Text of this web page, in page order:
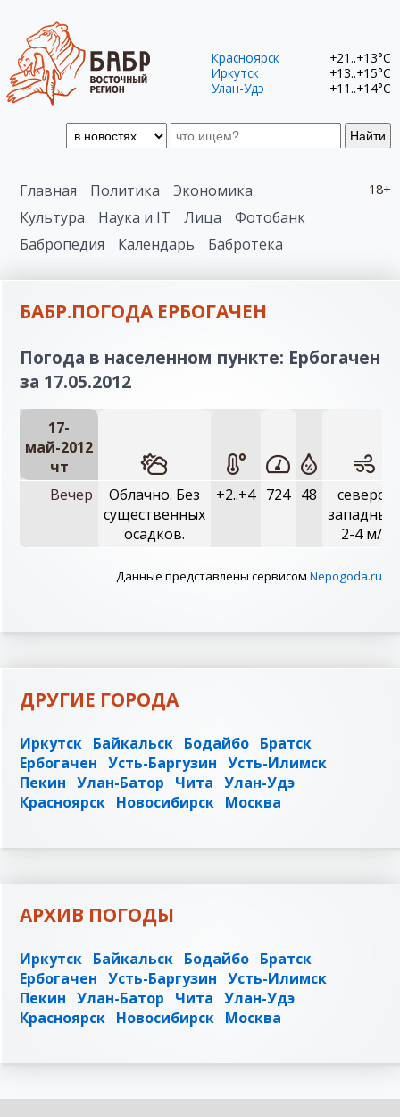
Найти
Красноярск
+21..+13°C
Иркутск
+13..+15°C
Улан-Удэ
+11..+14°C
18+
Главная Политика
Экономика
Культура
Наука и IT Лица
Фотобанк
Бабропедия
Календарь Бабротека
БАБР.ПОГОДА ЕРБОГАЧЕН
Погода в населенном пункте: Ербогачен
за 17.05.2012
17-
май-2012
чт
Вечер
Облачно. Без
существенных
осадков.
+2..+4 724 48
северо-
западный,
2-4 м/с
Данные представлены сервисом Nepogoda.ru
ДРУГИЕ ГОРОДА
Иркутск Байкальск Бодайбо Братск
Ербогачен Усть-Баргузин Усть-Илимск
Пекин Улан-Батор Чита Улан-Удэ
Красноярск Новосибирск Москва
АРХИВ ПОГОДЫ
Иркутск Байкальск Бодайбо Братск
Ербогачен Усть-Баргузин Усть-Илимск
Пекин Улан-Батор Чита Улан-Удэ
Красноярск Новосибирск Москва